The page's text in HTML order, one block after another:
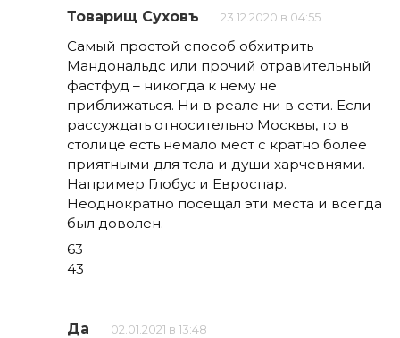
Товарищ Суховъ 23.12.2020 в 04:55
Самый простой способ обхитрить
Мандональдс или прочий отравительный
фастфуд – никогда к нему не
приближаться. Ни в реале ни в сети. Если
рассуждать относительно Москвы, то в
столице есть немало мест с кратно более
приятными для тела и души харчевнями.
Например Глобус и Евроспар.
Неоднократно посещал эти места и всегда
был доволен.
63
43
Да 02.01.2021 в 13:48